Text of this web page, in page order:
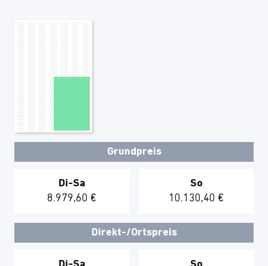
Grundpreis
Di-Sa
8.979,60 €
So
10.130,40 €
Direkt-/Ortspreis